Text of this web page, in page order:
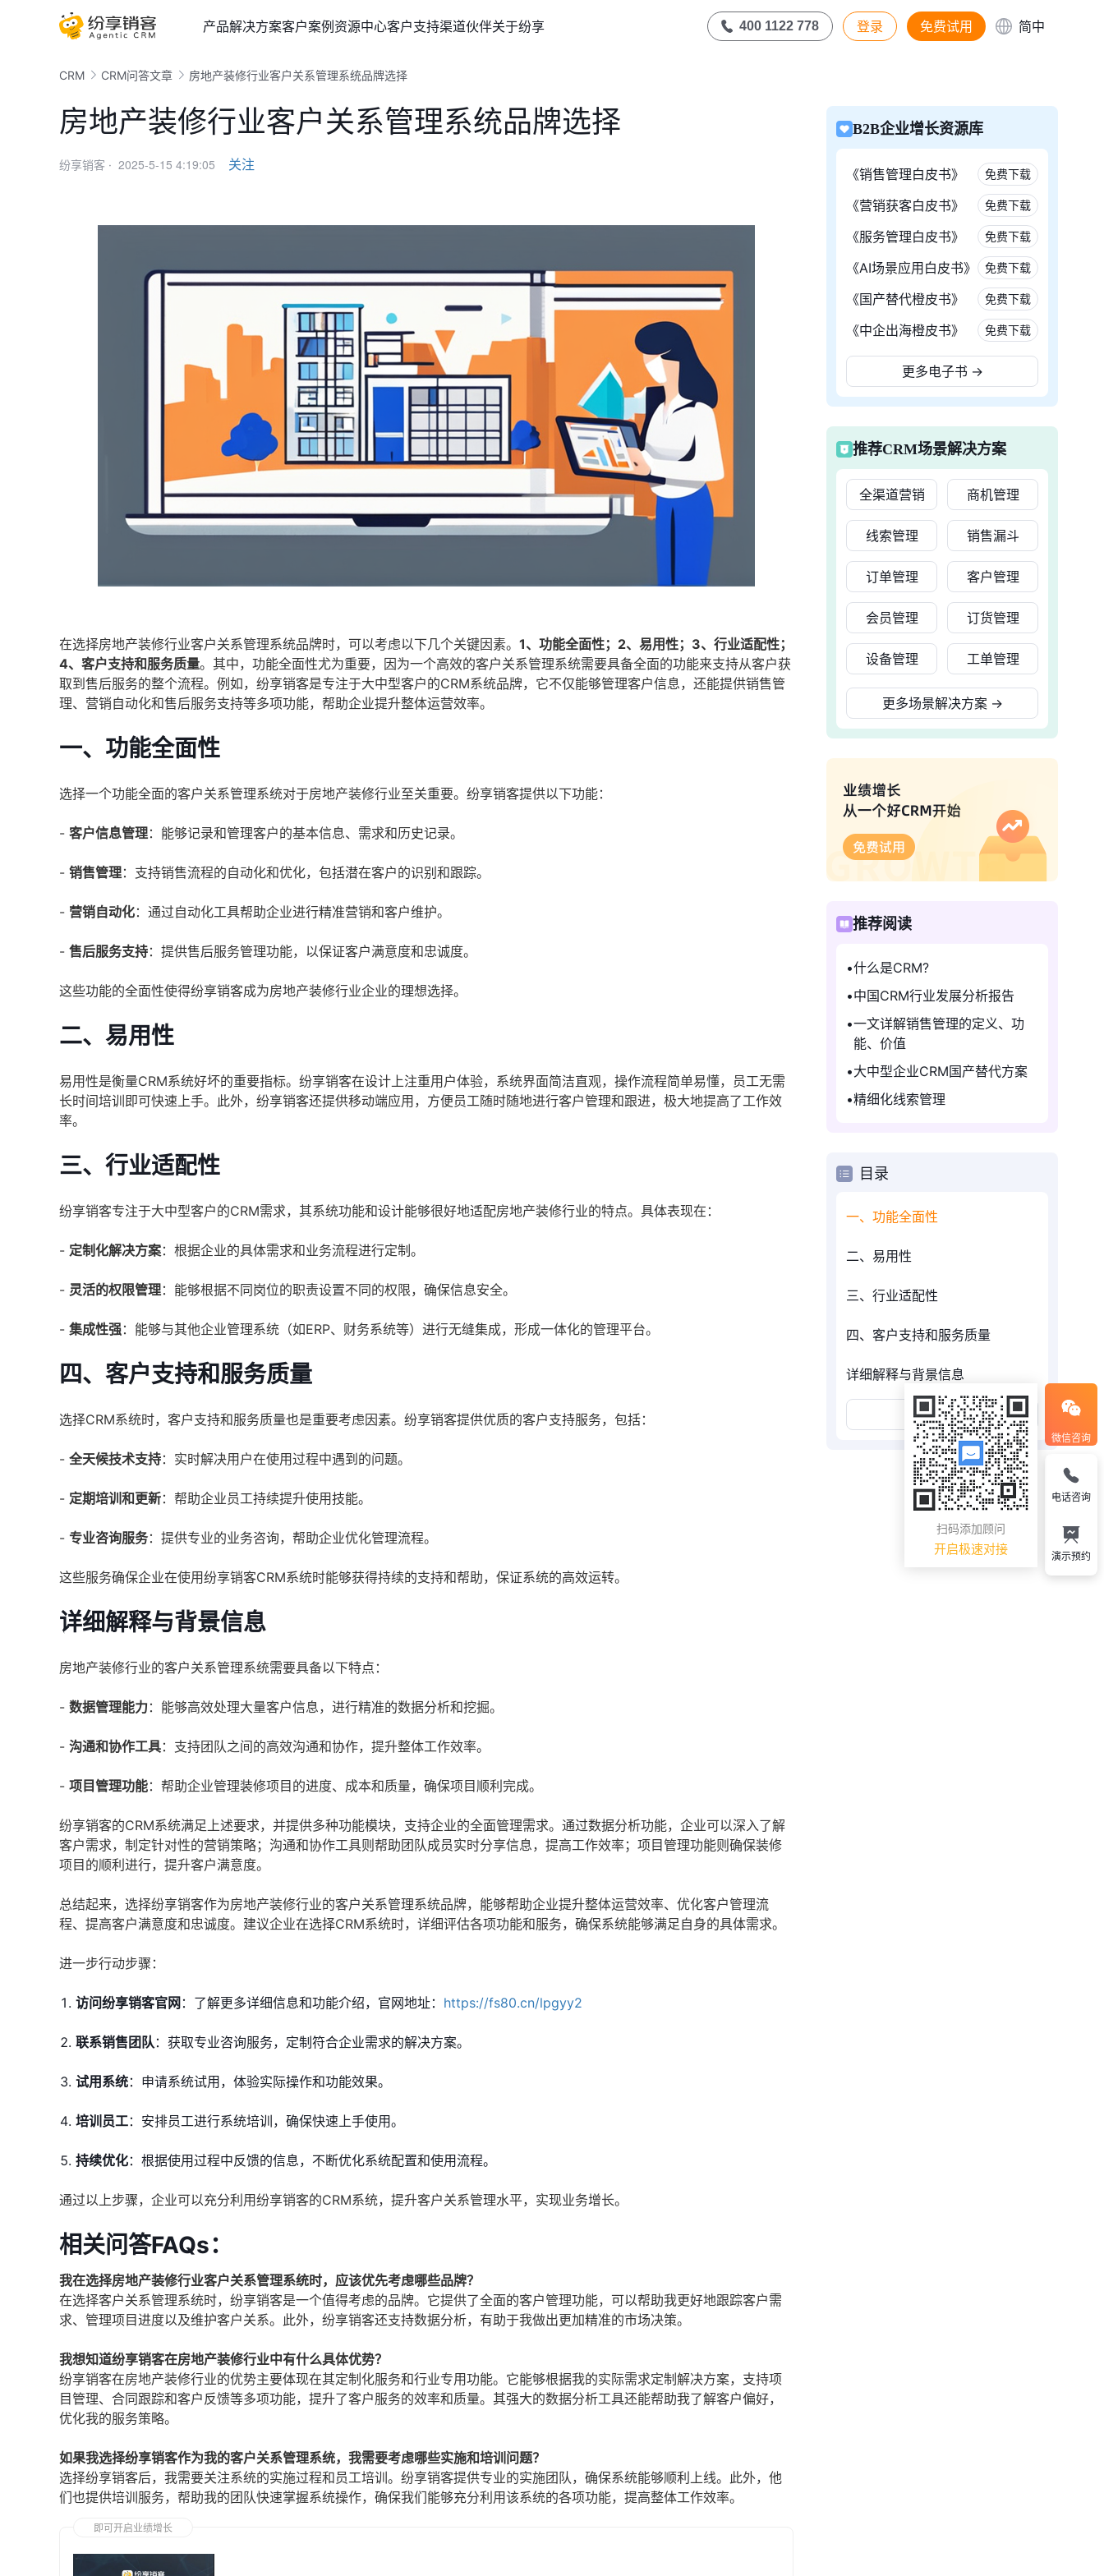
产品解决方案客户案例资源中心客户支持渠道伙伴关于纷享 400 1122 778 登录 免费试用 简中
CRM CRM问答文章 房地产装修行业客户关系管理系统品牌选择
房地产装修行业客户关系管理系统品牌选择
纷享销客 · 2025-5-15 4:19:05 关注
在选择房地产装修行业客户关系管理系统品牌时，可以考虑以下几个关键因素。 1、功能全面性；2、易用性；3、行业适配性；
4、客户支持和服务质量。其中，功能全面性尤为重要，因为一个高效的客户关系管理系统需要具备全面的功能来支持从客户获
取到售后服务的整个流程。例如，纷享销客是专注于大中型客户的CRM系统品牌，它不仅能够管理客户信息，还能提供销售管
理、营销自动化和售后服务支持等多项功能，帮助企业提升整体运营效率。
一、功能全面性
选择一个功能全面的客户关系管理系统对于房地产装修行业至关重要。纷享销客提供以下功能：
- 客户信息管理：能够记录和管理客户的基本信息、需求和历史记录。
- 销售管理：支持销售流程的自动化和优化，包括潜在客户的识别和跟踪。
- 营销自动化：通过自动化工具帮助企业进行精准营销和客户维护。
- 售后服务支持：提供售后服务管理功能，以保证客户满意度和忠诚度。
这些功能的全面性使得纷享销客成为房地产装修行业企业的理想选择。
二、易用性
易用性是衡量CRM系统好坏的重要指标。纷享销客在设计上注重用户体验，系统界面简洁直观，操作流程简单易懂，员工无需
长时间培训即可快速上手。此外，纷享销客还提供移动端应用，方便员工随时随地进行客户管理和跟进，极大地提高了工作效
率。
三、行业适配性
纷享销客专注于大中型客户的CRM需求，其系统功能和设计能够很好地适配房地产装修行业的特点。具体表现在：
- 定制化解决方案：根据企业的具体需求和业务流程进行定制。
- 灵活的权限管理：能够根据不同岗位的职责设置不同的权限，确保信息安全。
- 集成性强：能够与其他企业管理系统（如ERP、财务系统等）进行无缝集成，形成一体化的管理平台。
四、客户支持和服务质量
选择CRM系统时，客户支持和服务质量也是重要考虑因素。纷享销客提供优质的客户支持服务，包括：
- 全天候技术支持：实时解决用户在使用过程中遇到的问题。
- 定期培训和更新：帮助企业员工持续提升使用技能。
- 专业咨询服务：提供专业的业务咨询，帮助企业优化管理流程。
这些服务确保企业在使用纷享销客CRM系统时能够获得持续的支持和帮助，保证系统的高效运转。
详细解释与背景信息
房地产装修行业的客户关系管理系统需要具备以下特点：
- 数据管理能力：能够高效处理大量客户信息，进行精准的数据分析和挖掘。
- 沟通和协作工具：支持团队之间的高效沟通和协作，提升整体工作效率。
- 项目管理功能：帮助企业管理装修项目的进度、成本和质量，确保项目顺利完成。
纷享销客的CRM系统满足上述要求，并提供多种功能模块，支持企业的全面管理需求。通过数据分析功能，企业可以深入了解
客户需求，制定针对性的营销策略；沟通和协作工具则帮助团队成员实时分享信息，提高工作效率；项目管理功能则确保装修
项目的顺利进行，提升客户满意度。
总结起来，选择纷享销客作为房地产装修行业的客户关系管理系统品牌，能够帮助企业提升整体运营效率、优化客户管理流
程、提高客户满意度和忠诚度。建议企业在选择CRM系统时，详细评估各项功能和服务，确保系统能够满足自身的具体需求。
进一步行动步骤：
访问纷享销客官网 ：了解更多详细信息和功能介绍，官网地址： https://fs80.cn/lpgyy2
联系销售团队：获取专业咨询服务，定制符合企业需求的解决方案。
试用系统：申请系统试用，体验实际操作和功能效果。
培训员工：安排员工进行系统培训，确保快速上手使用。
持续优化：根据使用过程中反馈的信息，不断优化系统配置和使用流程。
通过以上步骤，企业可以充分利用纷享销客的CRM系统，提升客户关系管理水平，实现业务增长。
相关问答FAQs：
我在选择房地产装修行业客户关系管理系统时，应该优先考虑哪些品牌？
在选择客户关系管理系统时，纷享销客是一个值得考虑的品牌。它提供了全面的客户管理功能，可以帮助我更好地跟踪客户需
求、管理项目进度以及维护客户关系。此外，纷享销客还支持数据分析，有助于我做出更加精准的市场决策。
我想知道纷享销客在房地产装修行业中有什么具体优势？
纷享销客在房地产装修行业的优势主要体现在其定制化服务和行业专用功能。它能够根据我的实际需求定制解决方案，支持项
目管理、合同跟踪和客户反馈等多项功能，提升了客户服务的效率和质量。其强大的数据分析工具还能帮助我了解客户偏好，
优化我的服务策略。
如果我选择纷享销客作为我的客户关系管理系统，我需要考虑哪些实施和培训问题？
选择纷享销客后，我需要关注系统的实施过程和员工培训。纷享销客提供专业的实施团队，确保系统能够顺利上线。此外，他
们也提供培训服务，帮助我的团队快速掌握系统操作，确保我们能够充分利用该系统的各项功能，提高整体工作效率。
即可开启业绩增长
B2B企业增长资源库
《销售管理白皮书》 免费下载
《营销获客白皮书》 免费下载
《服务管理白皮书》 免费下载
《AI场景应用白皮书》 免费下载
《国产替代橙皮书》 免费下载
《中企出海橙皮书》 免费下载
更多电子书 →
推荐CRM场景解决方案
全渠道营销 商机管理
线索管理 销售漏斗
订单管理 客户管理
会员管理 订货管理
设备管理 工单管理
更多场景解决方案 →
推荐阅读
什么是CRM?
中国CRM行业发展分析报告
一文详解销售管理的定义、功
能、价值
大中型企业CRM国产替代方案
精细化线索管理
目录
一、功能全面性
二、易用性
三、行业适配性
四、客户支持和服务质量
详细解释与背景信息
展开更多
微信咨询
扫码添加顾问
开启极速对接
电话咨询
演示预约